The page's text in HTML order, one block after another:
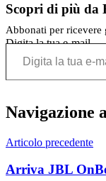
Scopri di più da
Abbonati per
Digita la tua e-mail...
Navigazione
Articolo precedente
Arriva JBL